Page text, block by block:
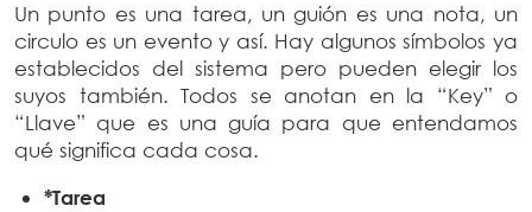
Un punto es una tarea, un guión es una nota, un
circulo es un evento y así. Hay algunos símbolos ya
establecidos del sistema pero pueden elegir los
suyos también. Todos se anotan en la “Key” o
“Llave” que es una guía para que entendamos
qué significa cada cosa.
*Tarea